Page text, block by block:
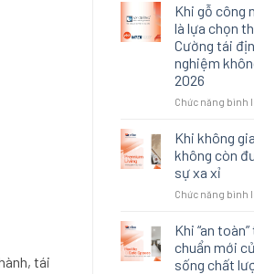
tái
Khi gỗ công
là lựa chọn
Cường tái
nghiệm
2026
Chức năng bình
Khi không
không còn
sự xa xỉ
Chức năng bình
Khi “an
chuẩn mới
sống chất